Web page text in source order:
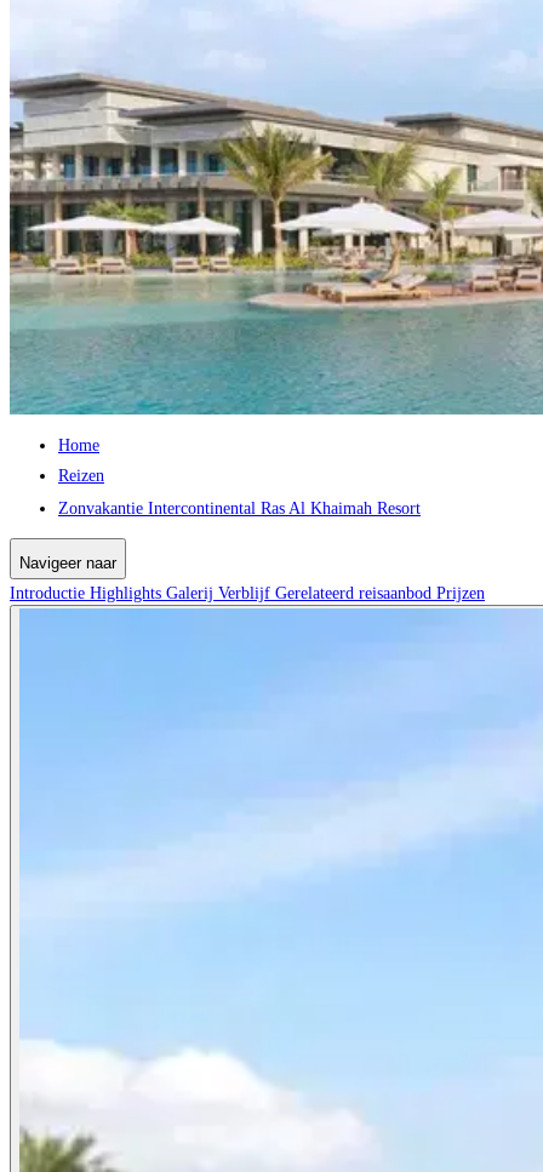
Home
Reizen
Zonvakantie Intercontinental Ras Al Khaimah Resort
Navigeer naar
Introductie Highlights Galerij Verblijf Gerelateerd reisaanbod Prijzen